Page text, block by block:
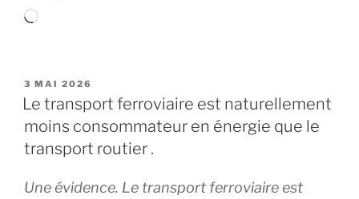
Chargement…
PUBLIÉ
LE
3 MAI 2026
Le transport ferroviaire est naturellement
moins consommateur en énergie que le
transport routier .
Une évidence. Le transport ferroviaire est